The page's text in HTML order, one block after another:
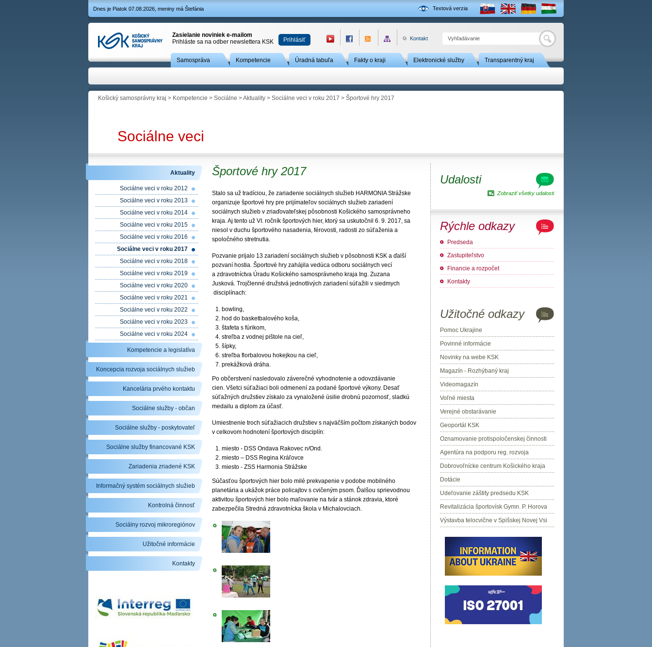
Textová verzia
Dnes je Piatok 07.08.2026, meniny má Štefánia
Hľadať
Zasielanie noviniek e-mailom
Prihláste sa na odber newslettera KSK
Prihlásiť Kontakt
Samospráva Kompetencie Úradná tabuľa Fakty o kraji Elektronické služby Transparentný kraj
Košický samosprávny kraj > Kompetencie > Sociálne >Aktuality > Sociálne veci v roku 2017 > Športové hry 2017
Sociálne veci
Športové hry 2017
Stalo sa už tradíciou, že zariadenie sociálnych služieb HARMONIA Strážske
organizuje športové hry pre prijímateľov sociálnych služieb zariadení
sociálnych služieb v zriaďovateľskej pôsobnosti Košického samosprávneho
kraja. Aj tento už VI. ročník športových hier, ktorý sa uskutočnil 6. 9. 2017, sa
niesol v duchu športového nasadenia, férovosti, radosti zo súťaženia a
spoločného stretnutia.
Pozvanie prijalo 13 zariadení sociálnych služieb v pôsobnosti KSK a ďalší
pozvaní hostia. Športové hry zahájila vedúca odboru sociálnych vecí
a zdravotníctva Úradu Košického samosprávneho kraja Ing. Zuzana
Jusková. Trojčlenné družstvá jednotlivých zariadení súťažili v siedmych
disciplínach:
bowling,
hod do basketbalového koša,
štafeta s fúrikom,
streľba z vodnej pištole na cieľ,
šípky,
streľba florbalovou hokejkou na cieľ,
prekážková dráha.
Po občerstvení nasledovalo záverečné vyhodnotenie a odovzdávanie
cien. Všetci súťažiaci boli odmenení za podané športové výkony. Desať
súťažných družstiev získalo za vynaložené úsilie drobnú pozornosť, sladkú
medailu a diplom za účasť.
Umiestnenie troch súťažiacich družstiev s najväčším počtom získaných bodov
v celkovom hodnotení športových disciplín:
miesto - DSS Ondava Rakovec n/Ond.
miesto – DSS Regina Kráľovce
miesto - ZSS Harmonia Strážske
Súčasťou športových hier bolo milé prekvapenie v podobe mobilného
planetária a ukážok práce policajtov s cvičeným psom. Ďalšou sprievodnou
aktivitou športových hier bolo maľovanie na tvár a stánok zdravia, ktoré
zabezpečila Stredná zdravotnícka škola v Michalovciach.
Aktuality
Sociálne veci v roku 2012
Sociálne veci v roku 2013
Sociálne veci v roku 2014
Sociálne veci v roku 2015
Sociálne veci v roku 2016
Sociálne veci v roku 2017
Sociálne veci v roku 2018
Sociálne veci v roku 2019
Sociálne veci v roku 2020
Sociálne veci v roku 2021
Sociálne veci v roku 2022
Sociálne veci v roku 2023
Sociálne veci v roku 2024
Kompetencie a legislatíva
Koncepcia rozvoja sociálnych služieb
Kancelária prvého kontaktu
Sociálne služby - občan
Sociálne služby - poskytovateľ
Sociálne služby financované KSK
Zariadenia zriadené KSK
Informačný systém sociálnych služieb
Kontrolná činnosť
Sociálny rozvoj mikroregiónov
Užitočné informácie
Kontakty
Udalosti
Zobraziť všetky udalosti
Rýchle odkazy
Predseda
Zastupiteľstvo
Financie a rozpočet
Kontakty
Užitočné odkazy
Pomoc Ukrajine
Povinné informácie
Novinky na webe KSK
Magazín - Rozhýbaný kraj
Videomagazín
Voľné miesta
Verejné obstarávanie
Geoportál KSK
Oznamovanie protispoločenskej činnosti
Agentúra na podporu reg. rozvoja
Dobrovoľnícke centrum Košického kraja
Dotácie
Udeľovanie záštity predsedu KSK
Revitalizácia športovísk Gymn. P. Horova
Výstavba telocvične v Spišskej Novej Vsi